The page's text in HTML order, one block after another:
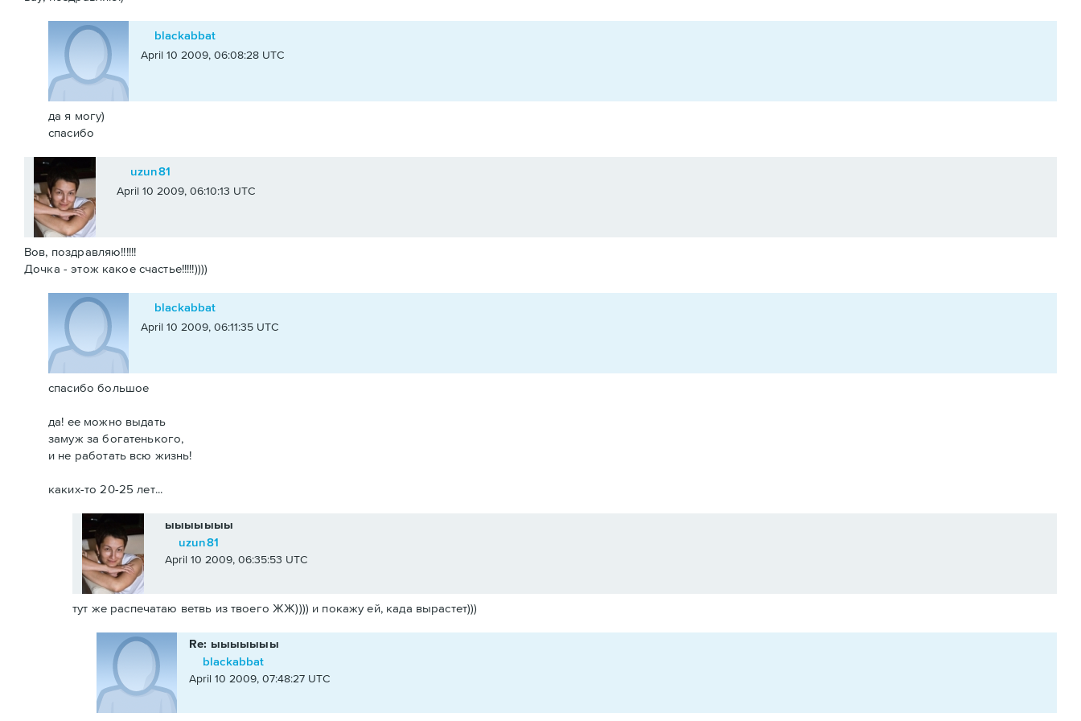
blackabbat
April 10 2009, 06:08:28 UTC
да я могу)
спасибо
uzun81
April 10 2009, 06:10:13 UTC
Вов, поздравляю!!!!!!
Дочка - этож какое счастье!!!!!))))
blackabbat
April 10 2009, 06:11:35 UTC
спасибо большое
да! ее можно выдать
замуж за богатенького,
и не работать всю жизнь!
каких-то 20-25 лет...
ыыыыыыы
uzun81
April 10 2009, 06:35:53 UTC
тут же распечатаю ветвь из твоего ЖЖ)))) и покажу ей, када вырастет)))
Re: ыыыыыыы
blackabbat
April 10 2009, 07:48:27 UTC